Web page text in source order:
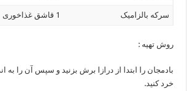
سرکه بالزامیک 1 قاشق غذاخوری
روش تهیه :
خرد کنید.